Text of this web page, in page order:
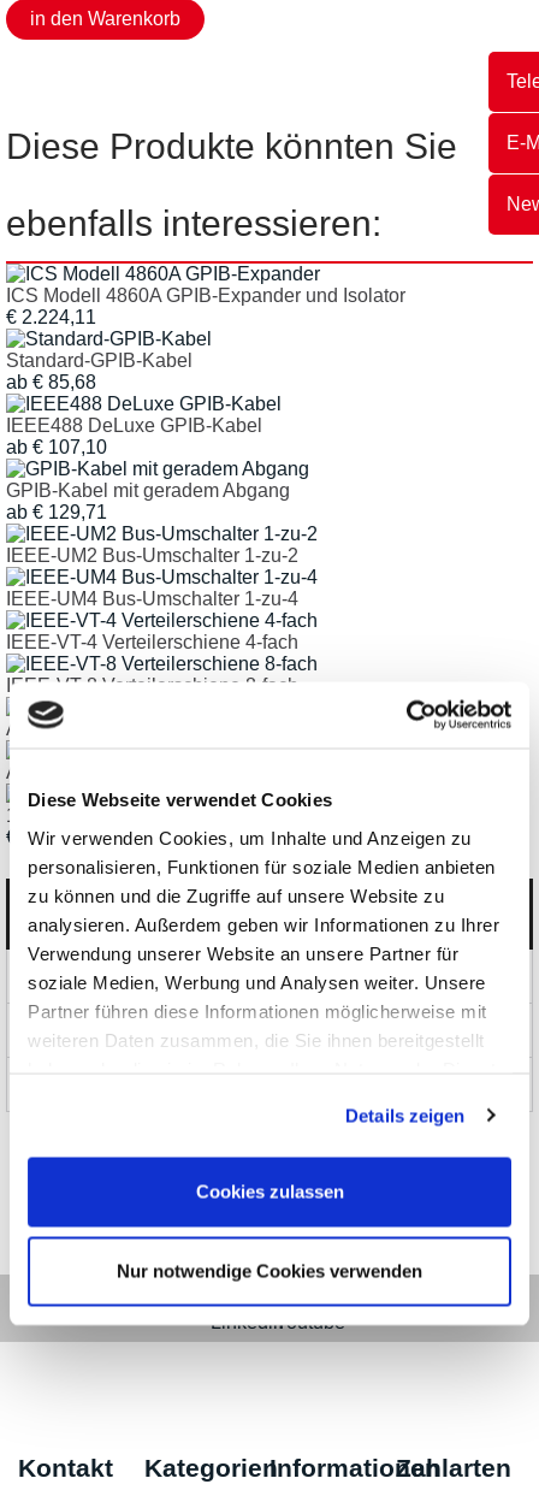
Diese Webseite verwendet Cookies
Wir verwenden Cookies, um Inhalte und Anzeigen zu
personalisieren, Funktionen für soziale Medien anbieten
zu können und die Zugriffe auf unsere Website zu
analysieren. Außerdem geben wir Informationen zu Ihrer
Verwendung unserer Website an unsere Partner für
soziale Medien, Werbung und Analysen weiter. Unsere
Partner führen diese Informationen möglicherweise mit
weiteren Daten zusammen, die Sie ihnen bereitgestellt
Details zeigen
Cookies zulassen
Nur notwendige Cookies verwenden
E-
Diese Produkte könnten Sie
ebenfalls interessieren:
ICS Modell 4860A GPIB-Expander und Isolator
€ 2.224,11
Standard-GPIB-Kabel
ab € 85,68
IEEE488 DeLuxe GPIB-Kabel
ab € 107,10
GPIB-Kabel mit geradem Abgang
ab € 129,71
IEEE-UM2 Bus-Umschalter 1-zu-2
IEEE-UM4 Bus-Umschalter 1-zu-4
IEEE-VT-4 Verteilerschiene 4-fach
IEEE-VT-8 Verteilerschiene 8-fach
AD-111 GPIB Verlängerungs-Adapter
AD-112 - GPIB Umkehr-Adapter
13145-1 - GPIB Schutz-Abdeckung
€ 41,65
Kategorien
Produkte
News und Aktionen
Kontakt KategorienInformationenZahlarten